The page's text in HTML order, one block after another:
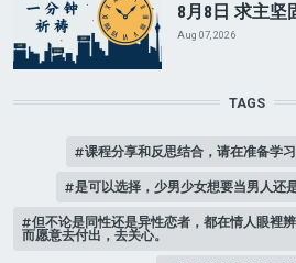
8月8日 求主坚
Aug 07, 2026
TAGS
课程分享和反思结合，请在准备学习
是可以选择，少男少女想要当男人还
但不论是同性还是异性恋者，都在情人眼裡
而愿意去付出，去关心。